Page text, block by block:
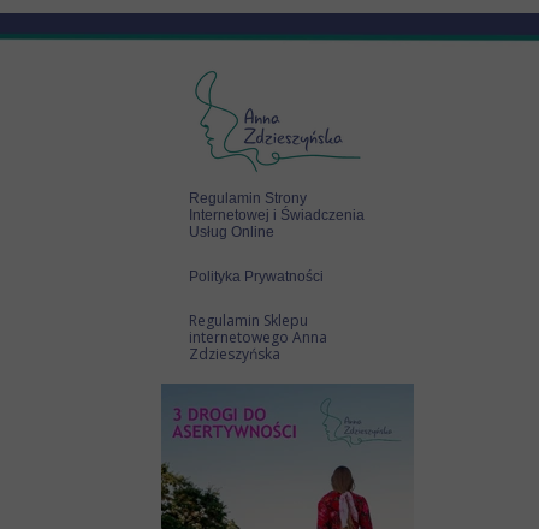
Polityka Prywatności
Regulamin Strony
Internetowej i Świadczenia
Usług Online
Regulamin Sklepu
internetowego Anna
Zdzieszyńska